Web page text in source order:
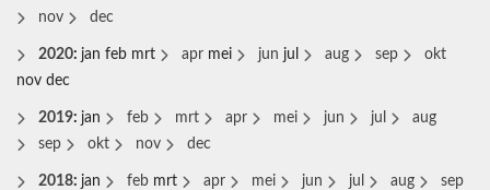
nov
dec
2020: jan feb mrt apr mei jun jul aug sep
okt
nov dec
2019: jan feb mrt apr mei jun jul
aug
sep
okt nov dec
2018: jan feb mrt apr mei jun jul aug
sep